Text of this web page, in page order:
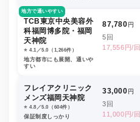
地方で通いやすい
TCB東京中央美容外
科福岡博多院・福岡
天神院
⭐️ 4.1／5.0（1,266件）
地方都市にも展開、通いや
すい
87,780円
5回
17,556円/回
フレイアクリニック
メンズ福岡天神院
⭐️ 4.8／5.0（604件）
保証制度しっかり
33,000円
3回
11,000円/回